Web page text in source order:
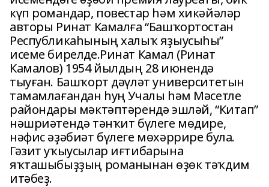
күп романдар, повестар һәм хикәйәләр
авторы Ринат Камалға “Башҡортостан
Республикаһының халыҡ яҙыусыһы”
исеме бирелде.Ринат Камал (Ринат
Камалов) 1954 йылдың 28 июнендә
тыуған. Башҡорт дәүләт университетын
тамамлағандан һуң Учалы һәм Мәсетле
райондары мәктәптәрендә эшләй, “Китап”
нәшриәтендә тәнҡит бүлеге мөдире,
нәфис әҙәбиәт бүлеге мөхәррире була.
Гәзит уҡыусылар иғтибарына
яҡташыбыҙҙың романынан өҙөк тәҡдим
итәбеҙ.